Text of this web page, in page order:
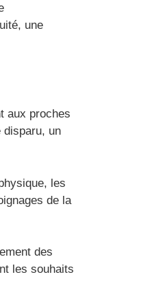
une
aux proches
disparu, un
les
de la
des
les souhaits